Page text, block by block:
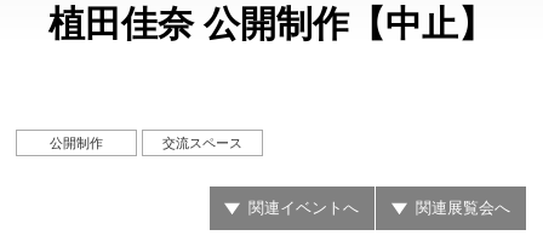
植田佳奈 公開制作【中止】
公開制作 交流スペース
関連イベントへ 関連展覧会へ